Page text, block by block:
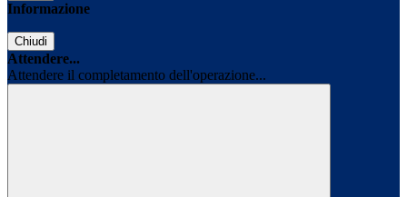
Informazione
Chiudi
Attendere...
Attendere il completamento dell'operazione...